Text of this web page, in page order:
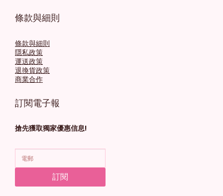
條款與細則
條款與細則
隱私政策
運送政策
退換貨政策
商業合作
訂閱電子報
搶先獲取獨家優惠信息!
訂閱